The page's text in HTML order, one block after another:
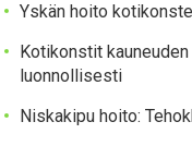
Yskän hoito
Kotikonstit
luonnollisesti
Niskakipu hoito: